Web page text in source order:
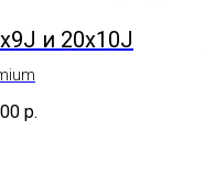
и 20x10J
р.